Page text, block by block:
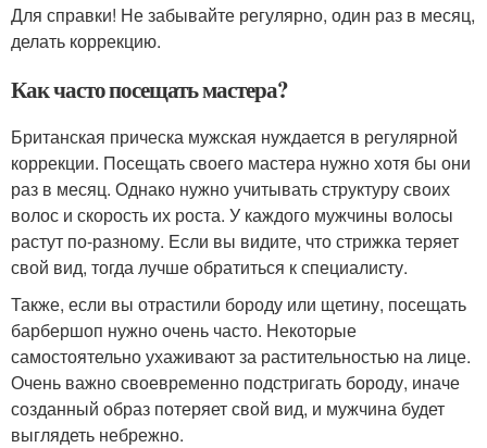
Для справки! Не забывайте регулярно, один раз в месяц,
делать коррекцию.
Как часто посещать мастера?
Британская прическа мужская нуждается в регулярной
коррекции. Посещать своего мастера нужно хотя бы они
раз в месяц. Однако нужно учитывать структуру своих
волос и скорость их роста. У каждого мужчины волосы
растут по-разному. Если вы видите, что стрижка теряет
свой вид, тогда лучше обратиться к специалисту.
Также, если вы отрастили бороду или щетину, посещать
барбершоп нужно очень часто. Некоторые
самостоятельно ухаживают за растительностью на лице.
Очень важно своевременно подстригать бороду, иначе
созданный образ потеряет свой вид, и мужчина будет
выглядеть небрежно.